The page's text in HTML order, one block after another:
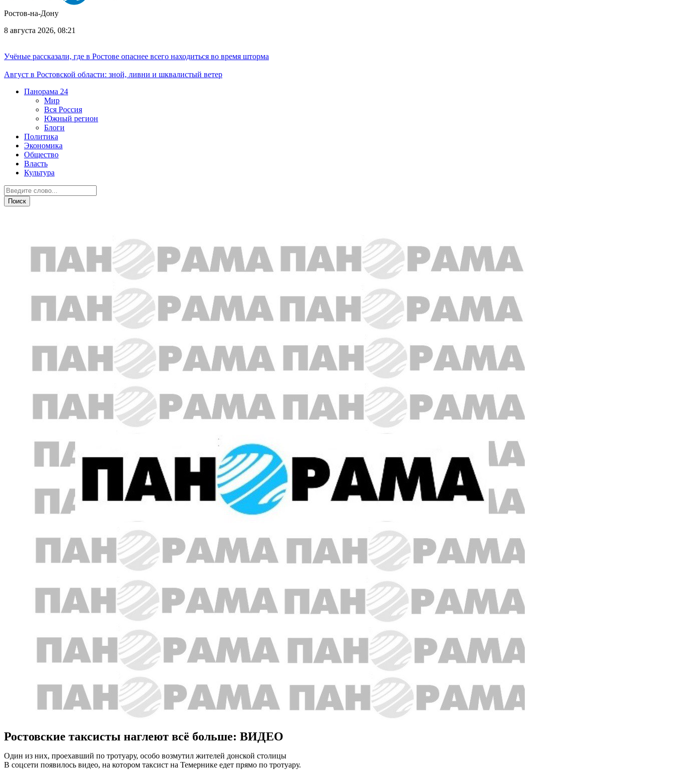
Ростов-на-Дону
8 августа 2026, 08:21
Учёные рассказали, где в Ростове опаснее всего находиться во время шторма
Август в Ростовской области: зной, ливни и шквалистый ветер
Панорама 24
Мир
Вся Россия
Южный регион
Блоги
Политика
Экономика
Общество
Власть
Культура
Ростовские таксисты наглеют всё больше: ВИДЕО
Один из них, проехавший по тротуару, особо возмутил жителей донской столицы
В соцсети появилось видео, на котором таксист на Темернике едет прямо по тротуару.